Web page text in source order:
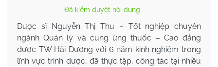
Đã kiểm duyệt nội dung
Dược sĩ Nguyễn Thị Thu – Tốt nghiệp chuyên
ngành Quản lý và cung ứng thuốc – Cao đẳng
dược TW Hải Dương với 6 năm kinh nghiệm trong
lĩnh vực trình dược, đã thực tập, công tác tại nhiều